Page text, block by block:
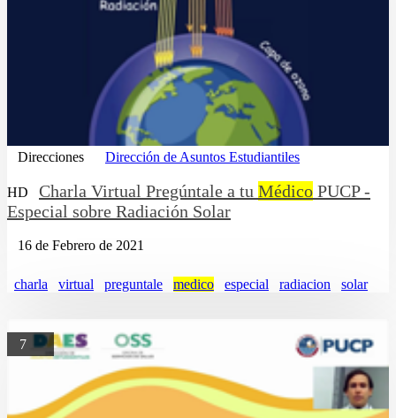
Direcciones Dirección de Asuntos Estudiantiles
HD Charla Virtual Pregúntale a tu Médico PUCP -
Especial sobre Radiación Solar
16 de Febrero de 2021
charla virtual preguntale medico especial radiacion solar
7